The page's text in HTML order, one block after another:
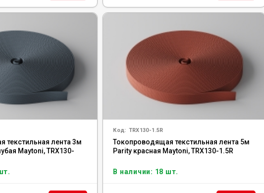
текстильная лента 3м
Maytoni, TRX130-
Код: TRX130-1.5R
Токопроводящая текстильная лента 5м
Parity красная Maytoni, TRX130-1.5R
В наличии: 18 шт.